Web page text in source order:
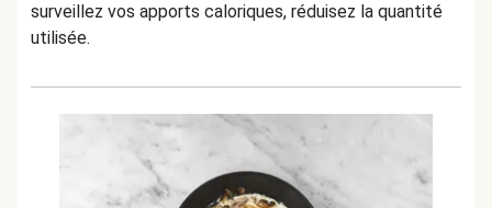
surveillez vos apports caloriques, réduisez la quantité
utilisée.